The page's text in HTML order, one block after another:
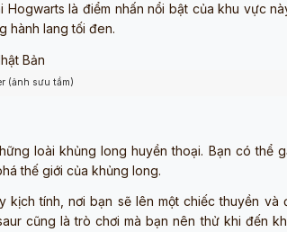
là điểm nhấn nổi bật của khu vực
hành lang tối đen.
(ảnh sưu tầm)
loài khủng long huyền thoại. Bạn có thể
thế giới của khủng long.
tính, nơi bạn sẽ lên một chiếc thuyền và
cũng là trò chơi mà bạn nên thử khi đến